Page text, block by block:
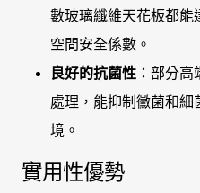
數玻璃纖維天花板都能
空間安全係數。
良好的抗菌性 ：部分
處理，能抑制黴菌和細
境。
實用性優勢